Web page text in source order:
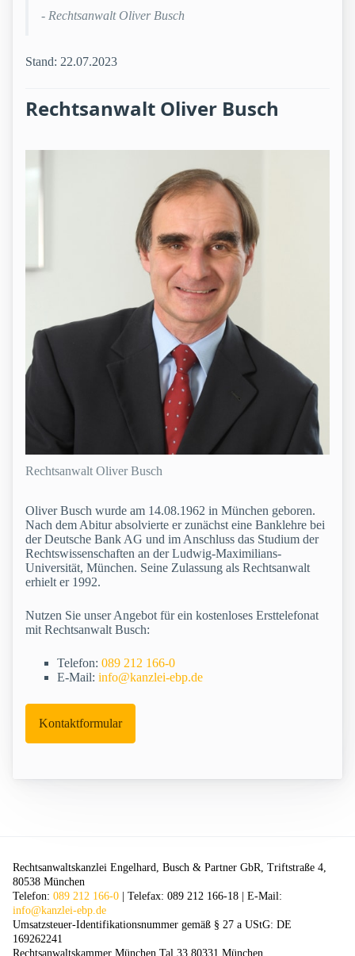
- Rechtsanwalt Oliver Busch
Stand: 22.07.2023
Rechtsanwalt Oliver Busch
Rechtsanwalt Oliver Busch
Oliver Busch wurde am 14.08.1962 in München geboren.
Nach dem Abitur absolvierte er zunächst eine Banklehre bei
der Deutsche Bank AG und im Anschluss das Studium der
Rechtswissenschaften an der Ludwig-Maximilians-
Universität, München. Seine Zulassung als Rechtsanwalt
erhielt er 1992.
Nutzen Sie unser Angebot für ein kostenloses Ersttelefonat
mit Rechtsanwalt Busch:
Telefon: 089 212 166-0
E-Mail: info@kanzlei-ebp.de
Kontaktformular
Rechtsanwaltskanzlei Engelhard, Busch & Partner GbR, Triftstraße 4,
80538 München
Telefon: 089 212 166-0 | Telefax: 089 212 166-18 | E-Mail:
info@kanzlei-ebp.de
Umsatzsteuer-Identifikationsnummer gemäß § 27 a UStG: DE
169262241
Rechtsanwaltskammer München Tal 33 80331 München